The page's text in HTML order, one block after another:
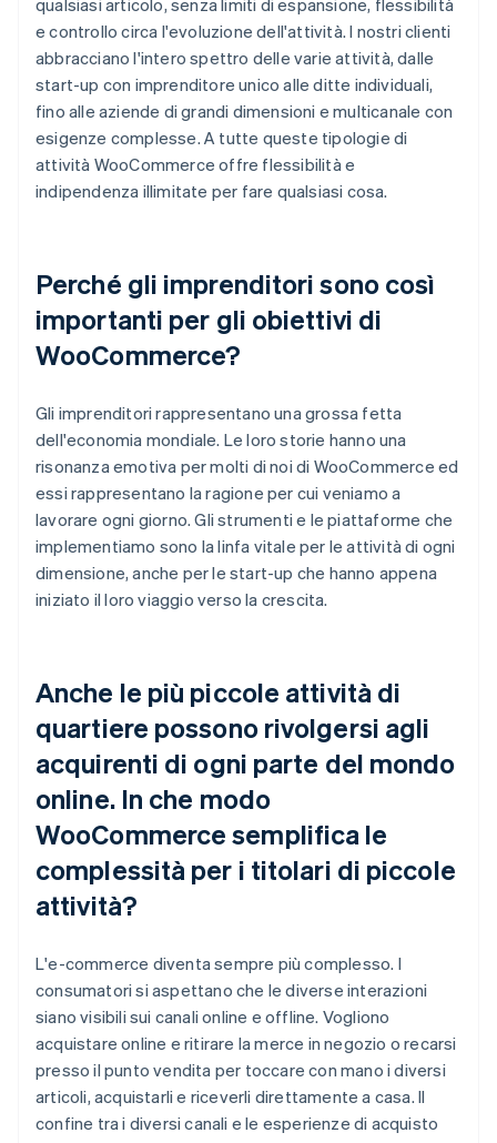
e controllo circa l'evoluzione dell'attività. I nostri clienti
abbracciano l'intero spettro delle varie attività, dalle
start-up con imprenditore unico alle ditte individuali,
fino alle aziende di grandi dimensioni e multicanale con
esigenze complesse. A tutte queste tipologie di
attività WooCommerce offre flessibilità e
indipendenza illimitate per fare qualsiasi cosa.
Perché gli imprenditori sono così
importanti per gli obiettivi di
WooCommerce?
Gli imprenditori rappresentano una grossa fetta
dell'economia mondiale. Le loro storie hanno una
risonanza emotiva per molti di noi di WooCommerce ed
essi rappresentano la ragione per cui veniamo a
lavorare ogni giorno. Gli strumenti e le piattaforme che
implementiamo sono la linfa vitale per le attività di ogni
dimensione, anche per le start-up che hanno appena
iniziato il loro viaggio verso la crescita.
Anche le più piccole attività di
quartiere possono rivolgersi agli
acquirenti di ogni parte del mondo
online. In che modo
WooCommerce semplifica le
complessità per i titolari di piccole
attività?
L'e-commerce diventa sempre più complesso. I
consumatori si aspettano che le diverse interazioni
siano visibili sui canali online e offline. Vogliono
acquistare online e ritirare la merce in negozio o recarsi
presso il punto vendita per toccare con mano i diversi
articoli, acquistarli e riceverli direttamente a casa. Il
confine tra i diversi canali e le esperienze di acquisto